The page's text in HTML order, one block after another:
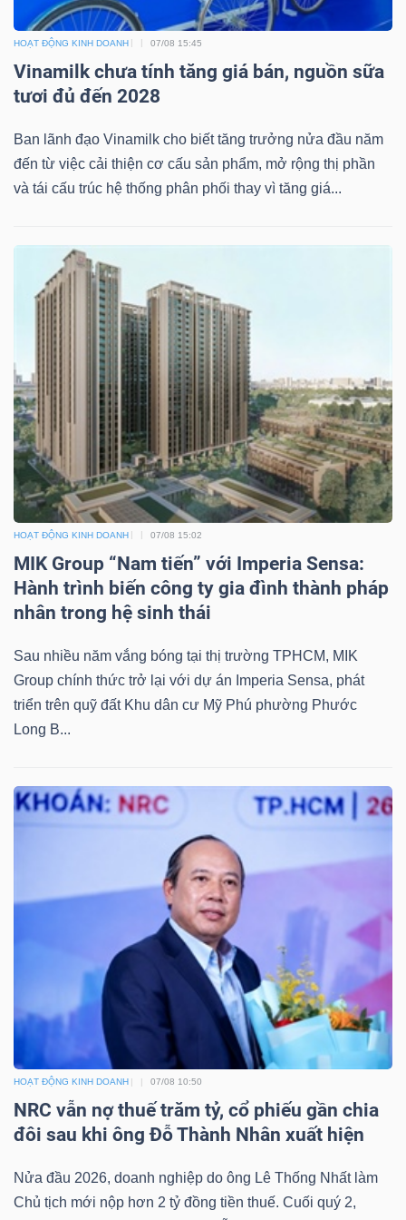
HOẠT ĐỘNG KINH DOANH 07/08 15:45
Vinamilk chưa tính tăng giá bán, nguồn sữa
tươi đủ đến 2028
Ban lãnh đạo Vinamilk cho biết tăng trưởng nửa đầu năm
đến từ việc cải thiện cơ cấu sản phẩm, mở rộng thị phần
và tái cấu trúc hệ thống phân phối thay vì tăng giá...
HOẠT ĐỘNG KINH DOANH 07/08 15:02
MIK Group “Nam tiến” với Imperia Sensa:
Hành trình biến công ty gia đình thành pháp
nhân trong hệ sinh thái
Sau nhiều năm vắng bóng tại thị trường TPHCM, MIK
Group chính thức trở lại với dự án Imperia Sensa, phát
triển trên quỹ đất Khu dân cư Mỹ Phú phường Phước
Long B...
HOẠT ĐỘNG KINH DOANH 07/08 10:50
NRC vẫn nợ thuế trăm tỷ, cổ phiếu gần chia
đôi sau khi ông Đỗ Thành Nhân xuất hiện
Nửa đầu 2026, doanh nghiệp do ông Lê Thống Nhất làm
Chủ tịch mới nộp hơn 2 tỷ đồng tiền thuế. Cuối quý 2,
YẾU
DÙNG
THIẾT
YẾU
CHĂM
SÓC
SỨC
KHỎE
TÀI
CHÍNH
NGHỆ
THÔNG
TIN
DỊCH
THÔNG
BẤT